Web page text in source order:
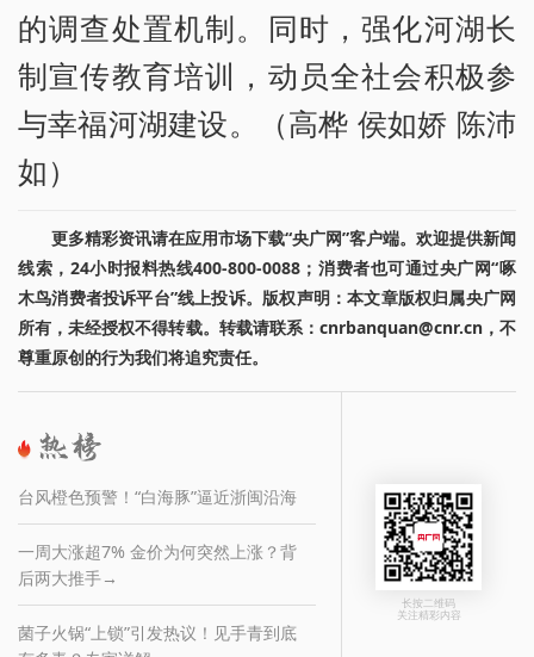
的调查处置机制。同时，强化河湖长
制宣传教育培训，动员全社会积极参
与幸福河湖建设。（高桦 侯如娇 陈沛
如）
更多精彩资讯请在应用市场下载“央广网”客户端。欢迎提供新闻
线索，24小时报料热线400-800-0088；消费者也可通过央广网“啄
木鸟消费者投诉平台”线上投诉。版权声明：本文章版权归属央广网
所有，未经授权不得转载。转载请联系：cnrbanquan@cnr.cn，不
尊重原创的行为我们将追究责任。
台风橙色预警！“白海豚”逼近浙闽沿海
一周大涨超7% 金价为何突然上涨？背
后两大推手→
菌子火锅“上锁”引发热议！见手青到底
长按二维码
关注精彩内容